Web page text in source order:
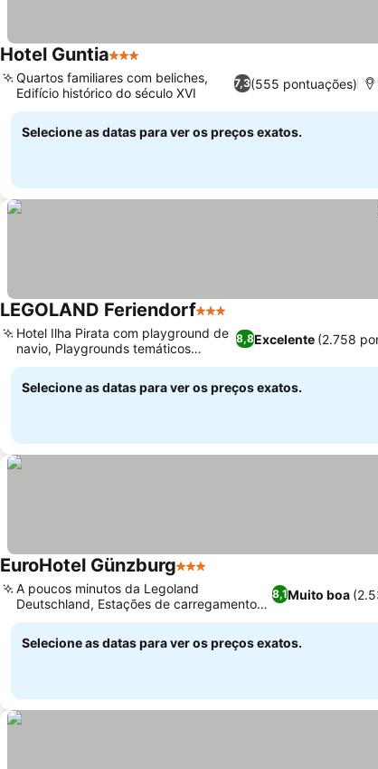
Hotel Guntia3 Estrelas
7,3(555 pontuações)
Quartos familiares com beliches,
Edifício histórico do século XVI
Selecione as datas para ver os preços exatos.
LEGOLAND Feriendorf3 Estrelas
8,8Excelente (2.758
Hotel Ilha Pirata com playground de
navio, Playgrounds temáticos
extensos
Selecione as datas para ver os preços exatos.
EuroHotel Günzburg3 Estrelas
8,1Muito boa
A poucos minutos da Legoland
Deutschland, Estações de carregamento
para veículos elétricos
Selecione as datas para ver os preços exatos.